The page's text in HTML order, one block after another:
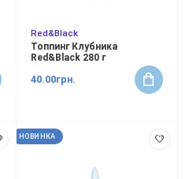
Red&Black
Топпинг Клубника
Red&Black 280 г
40.00грн.
НОВИНКА